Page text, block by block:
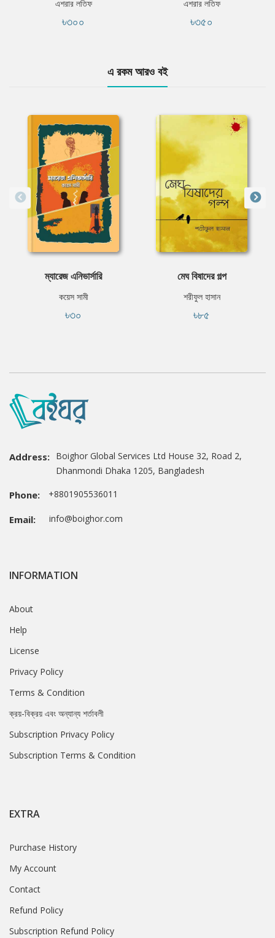
এশরার লতিফ
৳৩০০
এশরার লতিফ
৳৩৫০
এ রকম আরও বই
ম্যারেজ এনিভার্সারি
কয়েস সামী
৳৩০
মেঘ বিষাদের গল্প
শরীফুল হাসান
৳৮৫
Address: Boighor Global Services Ltd House 32, Road 2,
Dhanmondi Dhaka 1205, Bangladesh
Phone: +8801905536011
Email: info@boighor.com
INFORMATION
About
Help
License
Privacy Policy
Terms & Condition
ক্রয়-বিক্রয় এবং অন্যান্য শর্তাবলী
Subscription Privacy Policy
Subscription Terms & Condition
EXTRA
Purchase History
My Account
Contact
Refund Policy
Subscription Refund Policy